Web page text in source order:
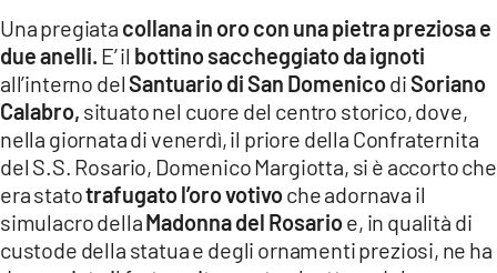
App
ANDROID
APPLE
Una pregiata collana in oro con una pietra preziosa e
due anelli. E’ il bottino saccheggiato da ignoti
all’interno delSantuario di San DomenicodiSoriano
Calabro, situato nel cuore del centro storico, dove,
nella giornata di venerdì, il priore della Confraternita
del S.S. Rosario, Domenico Margiotta, si è accorto che
era statotrafugato l’oro votivoche adornava il
simulacro dellaMadonna del Rosarioe, in qualità di
custode della statua e degli ornamenti preziosi, ne ha